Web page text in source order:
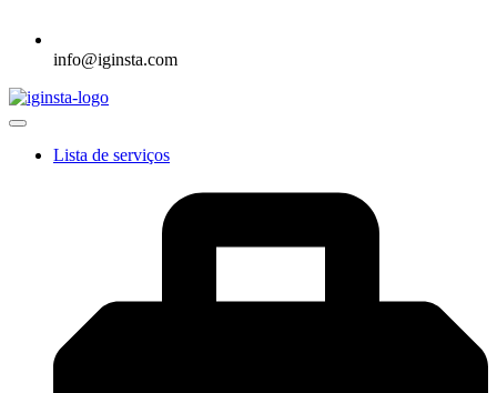
info@iginsta.com
Lista de serviços